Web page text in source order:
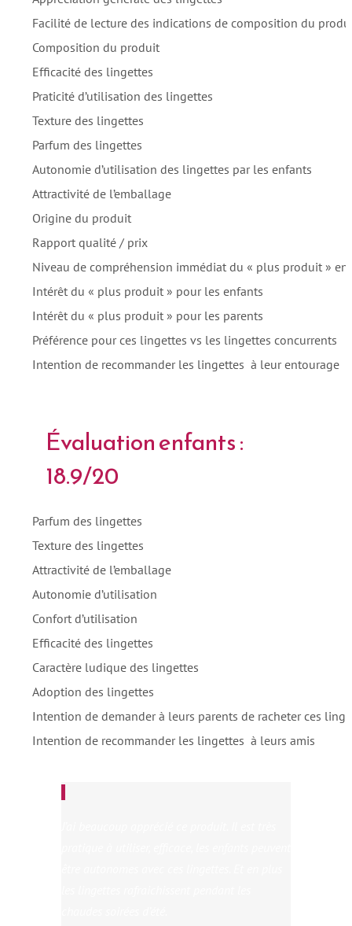
Facilité de lecture des indications de composition du
Composition du produit
Efficacité des lingettes
Praticité d’utilisation des lingettes
Texture des lingettes
Parfum des lingettes
Autonomie d’utilisation des lingettes par les enfants
Attractivité de l’emballage
Origine du produit
Rapport qualité / prix
Niveau de compréhension immédiat du « plus produit »
Intérêt du « plus produit » pour les enfants
Intérêt du « plus produit » pour les parents
Préférence pour ces lingettes vs les lingettes concurrents
Intention de recommander les lingettes à leur entourage
Évaluation enfants :
18.9/20
Parfum des lingettes
Texture des lingettes
Attractivité de l’emballage
Autonomie d’utilisation
Confort d’utilisation
Efficacité des lingettes
Caractère ludique des lingettes
Adoption des lingettes
Intention de demander à leurs parents de racheter ces
Intention de recommander les lingettes à leurs amis